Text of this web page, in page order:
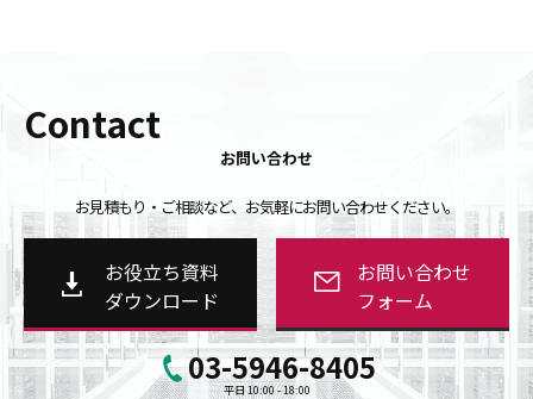
Contact
お問い合わせ
お見積もり・ご相談など、お気軽にお問い合わせください。
お役立ち資料
ダウンロード
お問い合わせ
フォーム
03-5946-8405
平日 10:00 - 18:00